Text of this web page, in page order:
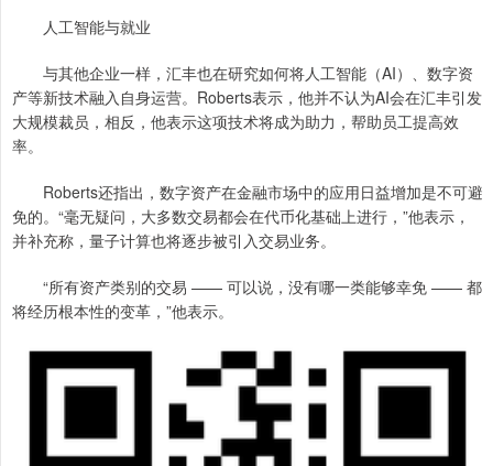
人工智能与就业
与其他企业一样，汇丰也在研究如何将人工智能（AI）、数字资
产等新技术融入自身运营。Roberts表示，他并不认为AI会在汇丰引发
大规模裁员，相反，他表示这项技术将成为助力，帮助员工提高效
率。
Roberts还指出，数字资产在金融市场中的应用日益增加是不可避
免的。“毫无疑问，大多数交易都会在代币化基础上进行，”他表示，
并补充称，量子计算也将逐步被引入交易业务。
“所有资产类别的交易 —— 可以说，没有哪一类能够幸免 —— 都
将经历根本性的变革，”他表示。